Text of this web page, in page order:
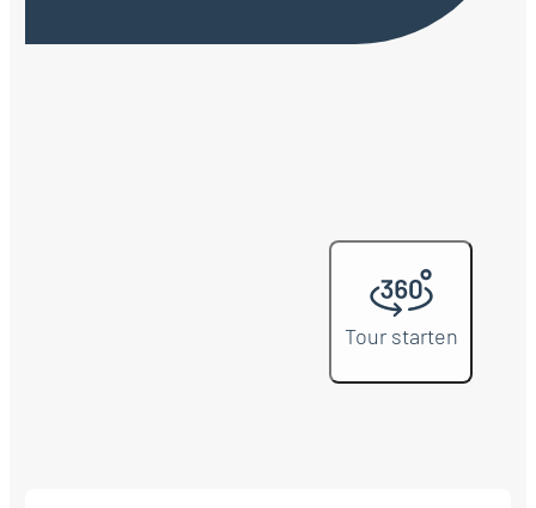
Tour starten